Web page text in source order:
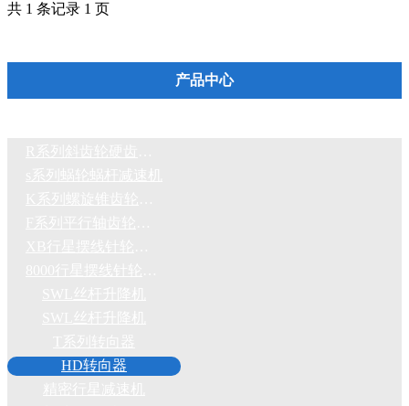
共 1 条记录 1 页
产品中心
HD转向器